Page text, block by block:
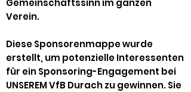
Gemeinschaftssinn im ganzen
Verein.
Diese Sponsorenmappe wurde
erstellt, um potenzielle Interessenten
für ein Sponsoring-Engagement bei
UNSEREM VfB Durach zu gewinnen. Sie